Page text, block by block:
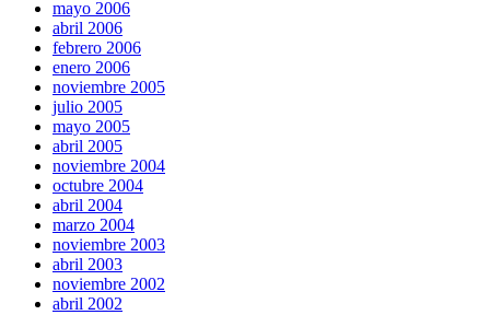
mayo 2006
abril 2006
febrero 2006
enero 2006
noviembre 2005
julio 2005
mayo 2005
abril 2005
noviembre 2004
octubre 2004
abril 2004
marzo 2004
noviembre 2003
abril 2003
noviembre 2002
abril 2002